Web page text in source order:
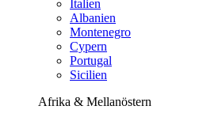
Italien
Albanien
Montenegro
Cypern
Portugal
Sicilien
Afrika & Mellanöstern